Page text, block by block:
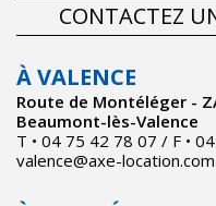
CONTACTEZ
À VALENCE
Route de Montéléger -
Beaumont-lès-Valence
T • 04 75 42 78 07 / F •
valence@axe-location.com